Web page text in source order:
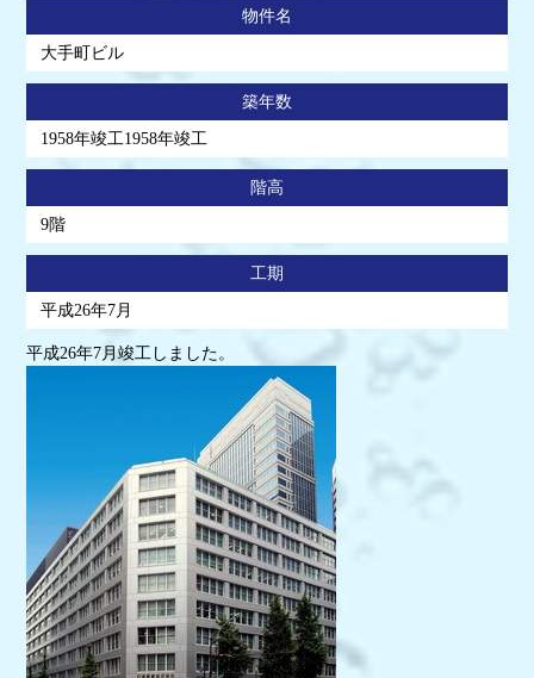
物件名
大手町ビル
築年数
1958年竣工1958年竣工
階高
9階
工期
平成26年7月
平成26年7月竣工しました。